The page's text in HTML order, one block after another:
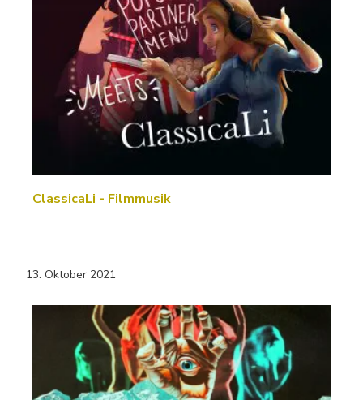
ClassicaLi - Filmmusik
13. Oktober 2021